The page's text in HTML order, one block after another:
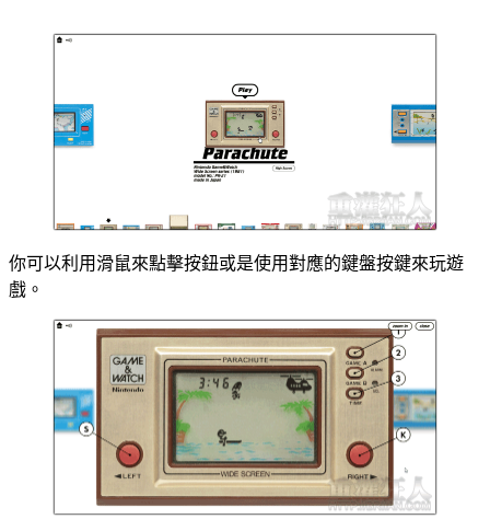
你可以利用滑鼠來點擊按鈕或是使用對應的鍵盤按鍵來玩遊
戲。